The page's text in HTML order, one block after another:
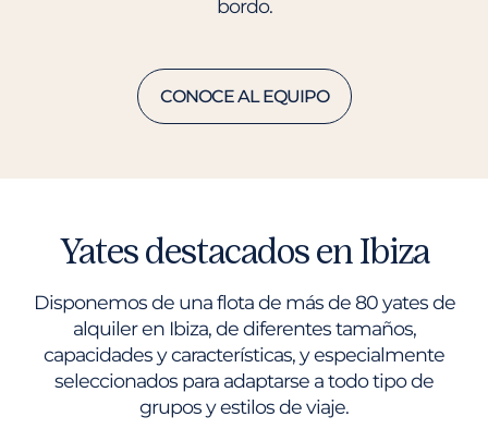
bordo.
CONOCE AL EQUIPO
Yates destacados en Ibiza
Disponemos de una flota de más de 80 yates de
alquiler en Ibiza, de diferentes tamaños,
capacidades y características, y especialmente
seleccionados para adaptarse a todo tipo de
grupos y estilos de viaje.